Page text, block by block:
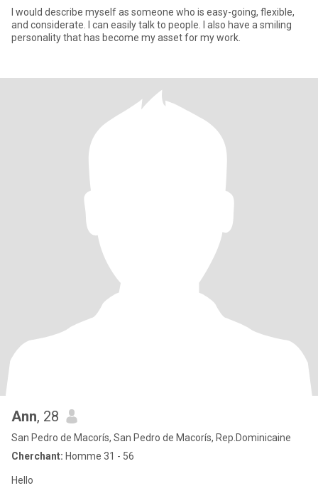
I would describe myself as someone who is easy-going, flexible,
and considerate. I can easily talk to people. I also have a smiling
personality that has become my asset for my work.
Ann, 28
San Pedro de Macorís, San Pedro de Macorís, Rep.Dominicaine
Cherchant: Homme 31 - 56
Hello